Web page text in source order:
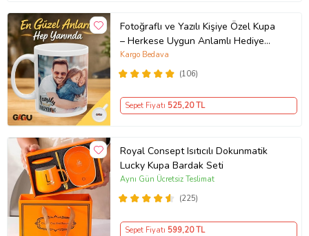
Fotoğraflı ve Yazılı Kişiye Özel Kupa
– Herkese Uygun Anlamlı Hediye
Porselen Baskılı Kupa (Beyaz)
(106)
Kargo Bedava
Sepet Fiyatı 525,20 TL
Royal Consept Isıtıcılı Dokunmatik
Lucky Kupa Bardak Seti
(225)
Aynı Gün Ücretsiz Teslimat
Sepet Fiyatı 599,20 TL